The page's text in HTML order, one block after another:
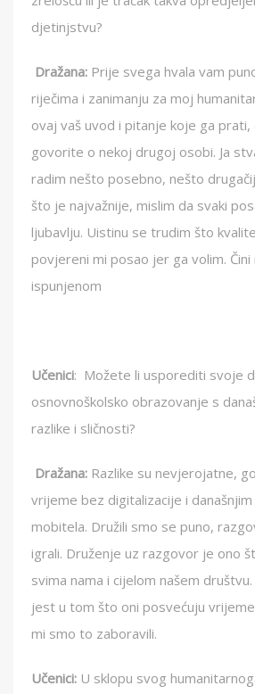
djetinjstvu?
Dražana: Prije svega hvala vam
riječima i zanimanju za moj
ovaj vaš uvod i pitanje koje ga prati,
govorite o nekoj drugoj osobi. Ja
radim nešto posebno, nešto
što je najvažnije, mislim da svaki
ljubavlju. Uistinu se trudim što
povjereni mi posao jer ga volim.
ispunjenom
Učenici: Možete li usporediti svoje
osnovnoškolsko obrazovanje s
razlike i sličnosti?
Dražana: Razlike su nevjerojatne,
vrijeme bez digitalizacije i današnjim
mobitela. Družili smo se puno,
igrali. Druženje uz razgovor je ono
svima nama i cijelom našem društvu.
jest u tom što oni posvećuju
mi smo to zaboravili.
Učenici: U sklopu svog